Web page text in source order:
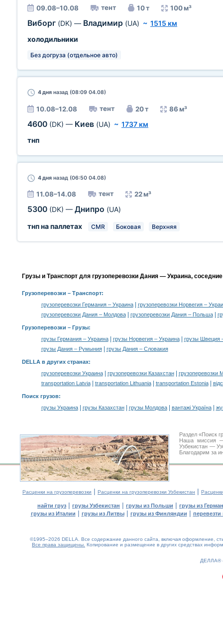
09.08–10.08 тент 10 т 100 м³
Виборг (DK) — Владимир (UA) ~ 1515 км
холодильники
Без догруза (отдельное авто)
4 дня назад (08:09 04.08)
10.08–12.08 тент 20 т 86 м³
4600 (DK) — Киев (UA) ~ 1737 км
тнп
4 дня назад (06:50 04.08)
11.08–14.08 тент 22 м³
5300 (DK) — Днипро (UA)
тнп на паллетах
CMR Боковая Верхняя
Грузы и Транспорт для грузоперевозки Дания — Украина,
Грузоперевозки – Транспорт:
грузоперевозки Германия – Украина|
грузоперевозки Норвегия –
грузоперевозки Дания – Молдова| грузоперевозки Дания – Польша|
Грузоперевозки – Грузы:
грузы Германия – Украина| грузы Норвегия – Украина|
грузы Швеция
грузы Дания – Румыния| грузы Дания – Словакия
DELLA в других странах:
грузоперевозки Украина| грузоперевозки Казахстан|
грузоперевозки
transportation Latvia| transportation Lithuania| transportation Estonia|
Поиск грузов:
грузы Украина| грузы Казахстан| грузы Молдова| вантажі Україна|
Раздел «Поиск
Наша миссия —
Узбекистан —
Благодарим за
Расценки на грузоперевозки | Расценки на грузоперевозки Узбекистан |
найти груз | грузы Узбекистан | грузы из Польши | грузы из
грузы из Италии | грузы из Литвы| грузы из Финляндии | перевезти
©1995–2026 DELLA. Все содержание данного сайта, включая оформление,
Все права защищены. Копирование и размещение в других средствах